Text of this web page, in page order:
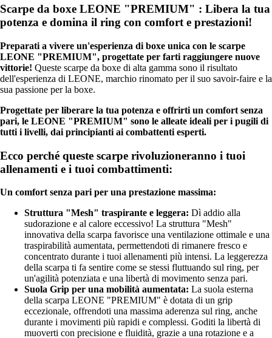
Scarpe da boxe LEONE "PREMIUM" : Libera la tua
potenza e domina il ring con comfort e prestazioni!
Preparati a vivere un'esperienza di boxe unica con le scarpe
LEONE "PREMIUM", progettate per farti raggiungere nuove
vittorie! Queste scarpe da boxe di alta gamma sono il risultato
dell'esperienza di LEONE, marchio rinomato per il suo savoir-faire e la
sua passione per la boxe.
Progettate per liberare la tua potenza e offrirti un comfort senza
pari, le LEONE "PREMIUM" sono le alleate ideali per i pugili di
tutti i livelli, dai principianti ai combattenti esperti.
Ecco perché queste scarpe rivoluzioneranno i tuoi
allenamenti e i tuoi combattimenti:
Un comfort senza pari per una prestazione massima:
Struttura "Mesh" traspirante e leggera: Dì addio alla
sudorazione e al calore eccessivo! La struttura "Mesh"
innovativa della scarpa favorisce una ventilazione ottimale e una
traspirabilità aumentata, permettendoti di rimanere fresco e
concentrato durante i tuoi allenamenti più intensi. La leggerezza
della scarpa ti fa sentire come se stessi fluttuando sul ring, per
un'agilità potenziata e una libertà di movimento senza pari.
Suola Grip per una mobilità aumentata: La suola esterna
della scarpa LEONE "PREMIUM" è dotata di un grip
eccezionale, offrendoti una massima aderenza sul ring, anche
durante i movimenti più rapidi e complessi. Goditi la libertà di
muoverti con precisione e fluidità, grazie a una rotazione e a